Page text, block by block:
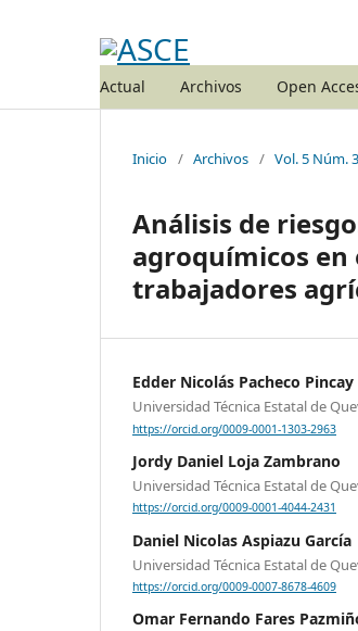
Actual Archivos Open
Inicio / Archivos / Vol. 5 Núm.
Análisis de
agroquímicos en
trabajadores
Edder Nicolás Pacheco Pincay
Universidad Técnica Estatal de
https://orcid.org/0009-0001-1303-2963
Jordy Daniel Loja Zambrano
Universidad Técnica Estatal de
https://orcid.org/0009-0001-4044-2431
Daniel Nicolas Aspiazu García
Universidad Técnica Estatal de
https://orcid.org/0009-0007-8678-4609
Omar Fernando Fares